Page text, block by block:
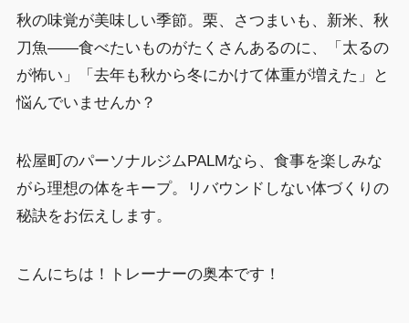
秋の味覚が美味しい季節。栗、さつまいも、新米、秋
刀魚――食べたいものがたくさんあるのに、「太るの
が怖い」「去年も秋から冬にかけて体重が増えた」と
悩んでいませんか？
松屋町のパーソナルジムPALMなら、食事を楽しみな
がら理想の体をキープ。リバウンドしない体づくりの
秘訣をお伝えします。
こんにちは！トレーナーの奥本です！